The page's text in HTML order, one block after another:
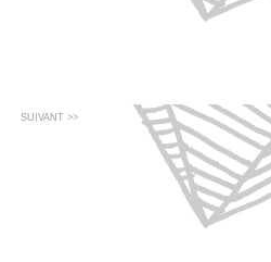
SUIVANT >>